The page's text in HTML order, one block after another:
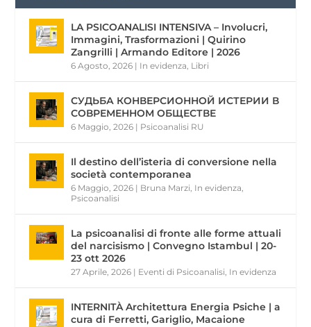
LA PSICOANALISI INTENSIVA – Involucri,
Immagini, Trasformazioni | Quirino
Zangrilli | Armando Editore | 2026
6 Agosto, 2026 | In evidenza, Libri
СУДЬБА КОНВЕРСИОННОЙ ИСТЕРИИ В
СОВРЕМЕННОМ ОБЩЕСТВЕ
6 Maggio, 2026 | Psicoanalisi RU
Il destino dell’isteria di conversione nella
società contemporanea
6 Maggio, 2026 | Bruna Marzi, In evidenza,
Psicoanalisi
La psicoanalisi di fronte alle forme attuali
del narcisismo | Convegno Istambul | 20-
23 ott 2026
27 Aprile, 2026 | Eventi di Psicoanalisi, In evidenza
INTERNITÀ Architettura Energia Psiche | a
cura di Ferretti, Gariglio, Macaione